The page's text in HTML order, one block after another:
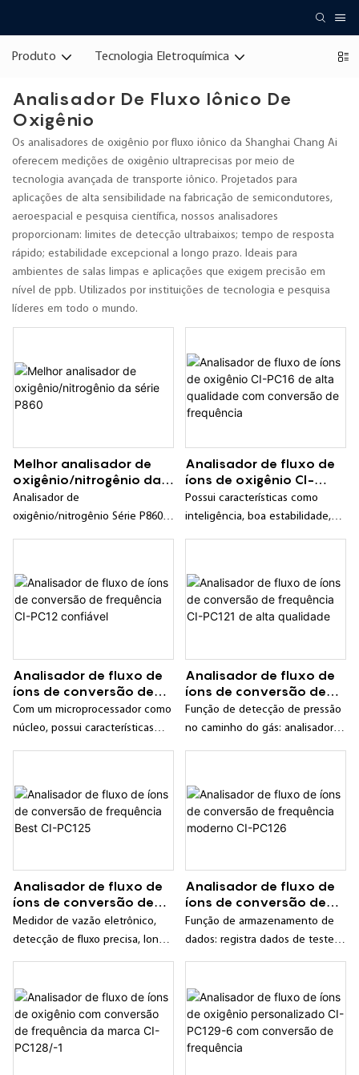
Produto Tecnologia Eletroquímica
Analisador De Fluxo Iônico De
Oxigênio
Os analisadores de oxigênio por fluxo iônico da Shanghai Chang Ai
oferecem medições de oxigênio ultraprecisas por meio de
tecnologia avançada de transporte iônico. Projetados para
aplicações de alta sensibilidade na fabricação de semicondutores,
aeroespacial e pesquisa científica, nossos analisadores
proporcionam: limites de detecção ultrabaixos; tempo de resposta
rápido; estabilidade excepcional a longo prazo. Ideais para
ambientes de salas limpas e aplicações que exigem precisão em
nível de ppb. Utilizados por instituições de tecnologia e pesquisa
líderes em todo o mundo.
Melhor analisador de
oxigênio/nitrogênio da
série P860
Analisador de
oxigênio/nitrogênio Série P860 -
longa duração, alta sensibilidade
e resposta rápida; A
concentração de nitrogênio
correspondente; Função de
sinal de corrente isolado de 4-
20mA. Especificações Técnicas:
Sensor: Sensor de fluxo iônico
Analisador de fluxo de
íons de oxigênio CI-
PC16 de alta qualidade
com conversão de
frequência
Possui características como
inteligência, boa estabilidade,
Analisador de fluxo de
íons de conversão de
frequência CI-PC12
confiável
Com um microprocessador como
núcleo, possui características
calibração e inteligência;
Analisador de fluxo de
íons de conversão de
frequência CI-PC121 de
alta qualidade
Função de detecção de pressão
no caminho do gás: analisador
facilitando a identificação de
bloqueios no caminho do gás;
Analisador de fluxo de
íons de conversão de
frequência Best CI-
PC125
Medidor de vazão eletrônico,
detecção de fluxo precisa, longa
Analisador de fluxo de
íons de conversão de
frequência moderno CI-
PC126
Função de armazenamento de
dados: registra dados de teste
armazenados;